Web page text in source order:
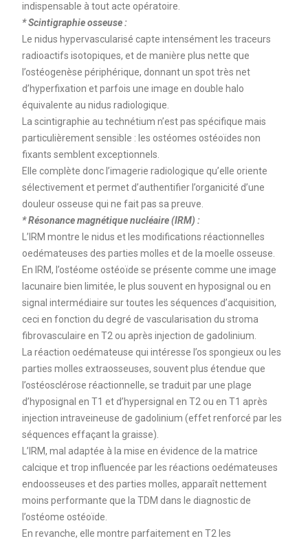
indispensable à tout acte opératoire.
* Scintigraphie osseuse :
Le nidus hypervascularisé capte intensément les traceurs
radioactifs isotopiques, et de manière plus nette que
l’ostéogenèse périphérique, donnant un spot très net
d’hyperfixation et parfois une image en double halo
équivalente au nidus radiologique.
La scintigraphie au technétium n’est pas spécifique mais
particulièrement sensible : les ostéomes ostéoïdes non
fixants semblent exceptionnels.
Elle complète donc l’imagerie radiologique qu’elle oriente
sélectivement et permet d’authentifier l’organicité d’une
douleur osseuse qui ne fait pas sa preuve.
* Résonance magnétique nucléaire (IRM) :
L’IRM montre le nidus et les modifications réactionnelles
oedémateuses des parties molles et de la moelle osseuse.
En IRM, l’ostéome ostéoïde se présente comme une image
lacunaire bien limitée, le plus souvent en hyposignal ou en
signal intermédiaire sur toutes les séquences d’acquisition,
ceci en fonction du degré de vascularisation du stroma
fibrovasculaire en T2 ou après injection de gadolinium.
La réaction oedémateuse qui intéresse l’os spongieux ou les
parties molles extraosseuses, souvent plus étendue que
l’ostéosclérose réactionnelle, se traduit par une plage
d’hyposignal en T1 et d’hypersignal en T2 ou en T1 après
injection intraveineuse de gadolinium (effet renforcé par les
séquences effaçant la graisse).
L’IRM, mal adaptée à la mise en évidence de la matrice
calcique et trop influencée par les réactions oedémateuses
endoosseuses et des parties molles, apparaît nettement
moins performante que la TDM dans le diagnostic de
l’ostéome ostéoïde.
En revanche, elle montre parfaitement en T2 les